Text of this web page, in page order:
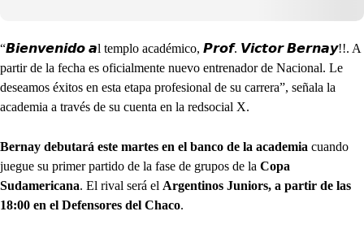
“𝘽𝙞𝙚𝙣𝙫𝙚𝙣𝙞𝙙𝙤 𝙖l templo académico, 𝙋𝙧𝙤𝙛. 𝙑𝙞𝙘𝙩𝙤𝙧 𝘽𝙚𝙧𝙣𝙖𝙮!!. A
partir de la fecha es oficialmente nuevo entrenador de Nacional. Le
deseamos éxitos en esta etapa profesional de su carrera”, señala la
academia a través de su cuenta en la redsocial X.
Bernay debutará este martes en el banco de la academia cuando
juegue su primer partido de la fase de grupos de la Copa
Sudamericana. El rival será el Argentinos Juniors, a partir de las
18:00 en el Defensores del Chaco.